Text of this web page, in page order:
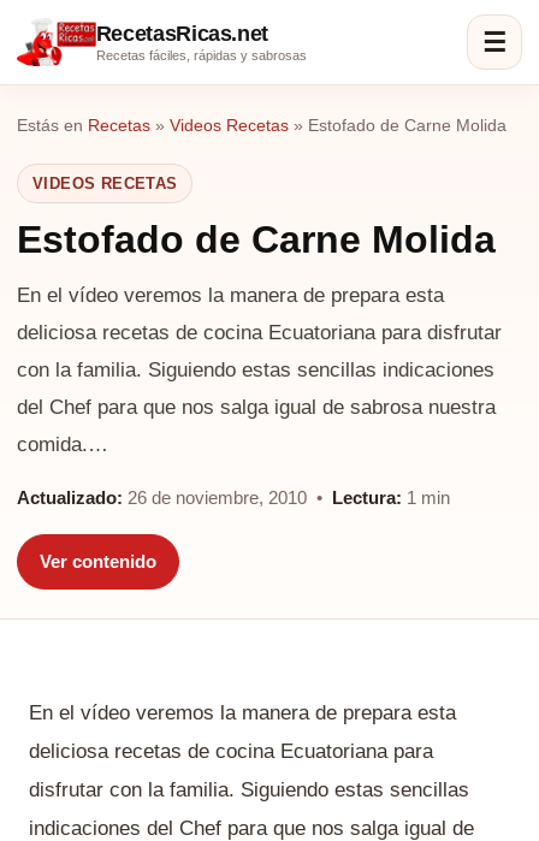
RecetasRicas.net
Recetas fáciles, rápidas y sabrosas ☰
Estás en Recetas » Videos Recetas » Estofado de Carne Molida
VIDEOS RECETAS
Estofado de Carne Molida
En el vídeo veremos la manera de prepara esta
deliciosa recetas de cocina Ecuatoriana para disfrutar
con la familia. Siguiendo estas sencillas indicaciones
del Chef para que nos salga igual de sabrosa nuestra
comida.…
Actualizado: 26 de noviembre, 2010 • Lectura: 1 min
Ver contenido
En el vídeo veremos la manera de prepara esta
deliciosa recetas de cocina Ecuatoriana para
disfrutar con la familia. Siguiendo estas sencillas
indicaciones del Chef para que nos salga igual de